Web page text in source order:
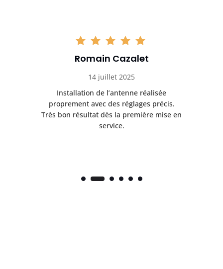
Romain Cazalet
14 juillet 2025
Installation de l’antenne réalisée
proprement avec des réglages précis.
Très bon résultat dès la première mise en
service.